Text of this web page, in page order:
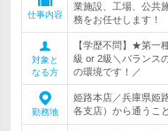
仕事内容
業施設、工場、公共
務をお任せします！
対象と
なる方
【学歴不問】★第一
級 or 2級＼バランス
の環境です！／
勤務地
姫路本店／兵庫県姫
各支店）から通うこ